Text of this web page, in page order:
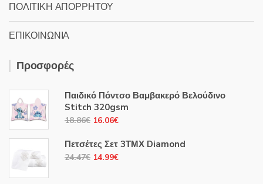
ΠΟΛΙΤΙΚΗ ΑΠΟΡΡΗΤΟΥ
ΕΠΙΚΟΙΝΩΝΙΑ
Προσφορές
Παιδικό Πόντσο Βαμβακερό Βελούδινο
Stitch 320gsm
18.86€ Original
was:
18.86€.
16.06€Η
τιμή
είναι:
Πετσέτες Σετ 3ΤΜΧ Diamond
24.47€ Original
14.99€Η